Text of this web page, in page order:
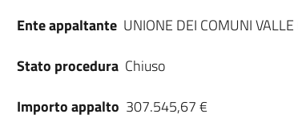
Ente appaltante UNIONE DEI COMUNI VALLE
Stato procedura Chiuso
Importo appalto 307.545,67 €